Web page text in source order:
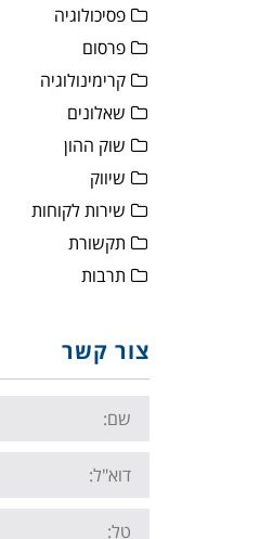
פסיכולוגיה
פרסום
קרימינולוגיה
שאלונים
שוק ההון
שיווק
שירות לקוחות
תקשורת
תרבות
צור קשר
Name:
Email:
Tel: